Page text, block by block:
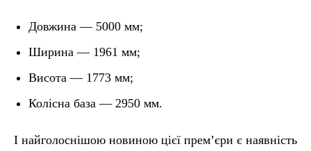
Довжина — 5000 мм;
Ширина — 1961 мм;
Висота — 1773 мм;
Колісна база — 2950 мм.
І найголоснішою новиною цієї прем’єри є наявність